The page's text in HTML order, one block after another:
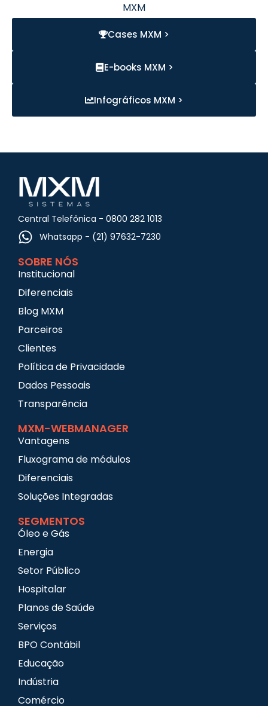
MXM
Cases MXM >
E-books MXM >
Infográficos MXM >
Central Telefônica - 0800 282 1013
Whatsapp - (21) 97632-7230
SOBRE NÓS
Institucional
Diferenciais
Blog MXM
Parceiros
Clientes
Política de Privacidade
Dados Pessoais
Transparência
MXM-WEBMANAGER
Vantagens
Fluxograma de módulos
Diferenciais
Soluções Integradas
SEGMENTOS
Óleo e Gás
Energia
Setor Público
Hospitalar
Planos de Saúde
Serviços
BPO Contábil
Educação
Indústria
Comércio